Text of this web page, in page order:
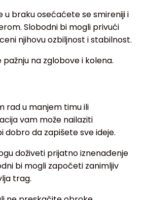
u braku osećaćete se smireniji i
Slobodni bi mogli privući
njihovu ozbiljnost i stabilnost.
na zglobove i kolena.
rad u manjem timu ili
vam može nailaziti
dobro da zapišete sve ideje.
doživeti prijatno iznenađenje
bi mogli započeti zanimljiv
trag.